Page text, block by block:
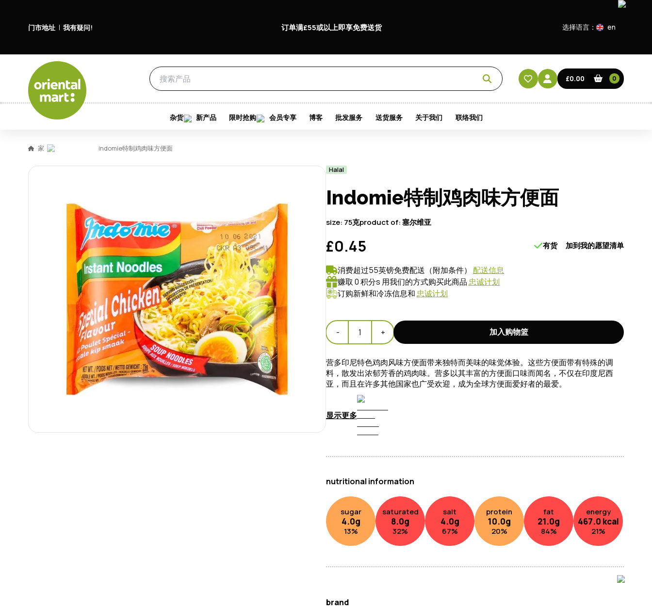
门市地址 我有疑问! 订单满£55或以上即享免费送货 选择语言： en
CN
£0.00 0
杂货 新产品 限时抢购 会员专享 博客 批发服务 送货服务 关于我们 联络我们
家 indomie特制鸡肉味方便面
Halal
Indomie特制鸡肉味方便面
size: 75克product of:塞尔维亚
£0.45 有货 加到我的愿望清单
消费超过55英镑免费配送（附加条件） 配送信息
赚取 0 积分s 用我们的方式购买此商品忠诚计划
订购新鲜和冷冻信息和忠诚计划
- 1 + 加入购物篮
营多印尼特色鸡肉风味方便面带来独特而美味的味觉体验。这些方便面带有特殊的调
料，散发出浓郁芳香的鸡肉味。营多以其丰富的方便面口味而闻名，不仅在印度尼西
亚，而且在许多其他国家也广受欢迎，成为全球方便面爱好者的最爱。
显示更多
nutritional information
sugar
4.0g
13%
saturated
8.0g
32%
salt
4.0g
67%
protein
10.0g
20%
fat
21.0g
84%
energy
467.0 kcal
21%
brand